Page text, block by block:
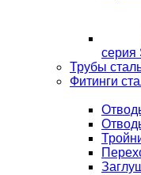
серия
Трубы
Фитинги